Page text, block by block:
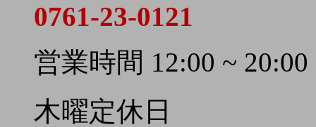
0761-23-0121
営業時間 12:00 ~ 20:00
木曜定休日